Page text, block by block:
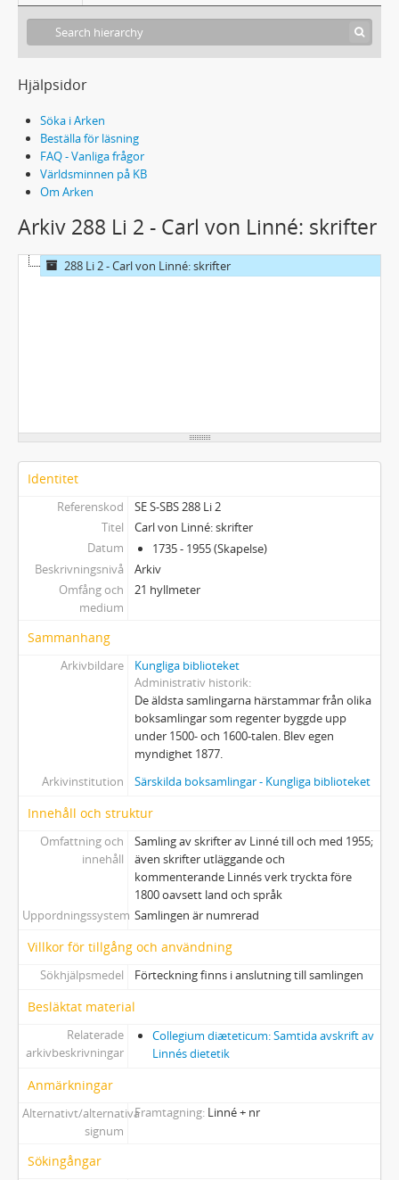
Hjälpsidor
Söka i Arken
Beställa för läsning
FAQ - Vanliga frågor
Världsminnen på KB
Om Arken
Arkiv 288 Li 2 - Carl von Linné: skrifter
288 Li 2 - Carl von Linné: skrifter
Identitet
Referenskod
SE S-SBS 288 Li 2
Titel
Carl von Linné: skrifter
Datum
1735 - 1955 (Skapelse)
Beskrivningsnivå
Arkiv
Omfång och
medium
21 hyllmeter
Sammanhang
Arkivbildare
Kungliga biblioteket
Administrativ historik
De äldsta samlingarna härstammar från olika
boksamlingar som regenter byggde upp
under 1500- och 1600-talen. Blev egen
myndighet 1877.
Arkivinstitution
Särskilda boksamlingar - Kungliga biblioteket
Innehåll och struktur
Omfattning och
innehåll
Samling av skrifter av Linné till och med 1955;
även skrifter utläggande och
kommenterande Linnés verk tryckta före
1800 oavsett land och språk
Uppordningssystem Samlingen är numrerad
Villkor för tillgång och användning
Sökhjälpsmedel Förteckning finns i anslutning till samlingen
Besläktat material
Relaterade
arkivbeskrivningar
Collegium diæteticum: Samtida avskrift av
Linnés dietetik
Anmärkningar
Alternativt/alternativa
signum
Framtagning Linné + nr
Sökingångar